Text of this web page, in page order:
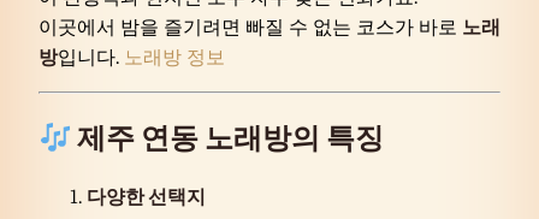
이곳에서 밤을 즐기려면 빠질 수 없는 코스가 바로 노래
방입니다. 노래방 정보
제주 연동 노래방의 특징
다양한 선택지